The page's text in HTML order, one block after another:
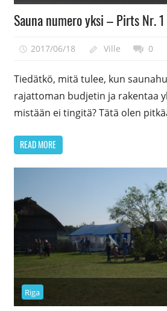
Sauna numero yksi – Pirts Nr.
2017/06/18 Ville 0
Tiedätkö, mitä tulee, kun
rajattoman budjetin ja rakentaa
mistään ei tingitä? Tätä olen
READ MORE
Riga